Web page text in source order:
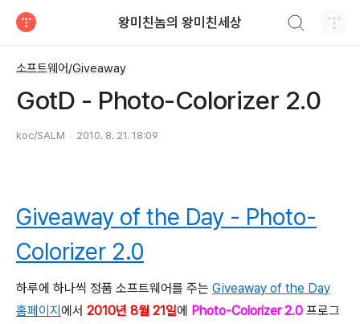
왕미친놈의 왕미친세상
소프트웨어/Giveaway
GotD - Photo-Colorizer 2.0
koc/SALM 2010. 8. 21. 18:09
Giveaway of the Day - Photo-
Colorizer 2.0
하루에 하나씩 정품 소프트웨어를 주는 Giveaway of the Day
홈페이지에서 2010년 8월 21일에 Photo-Colorizer 2.0 프로그